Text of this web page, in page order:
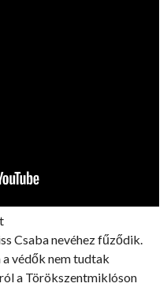
Csaba nevéhez fűződik.
védők nem tudtak
a Törökszentmiklóson